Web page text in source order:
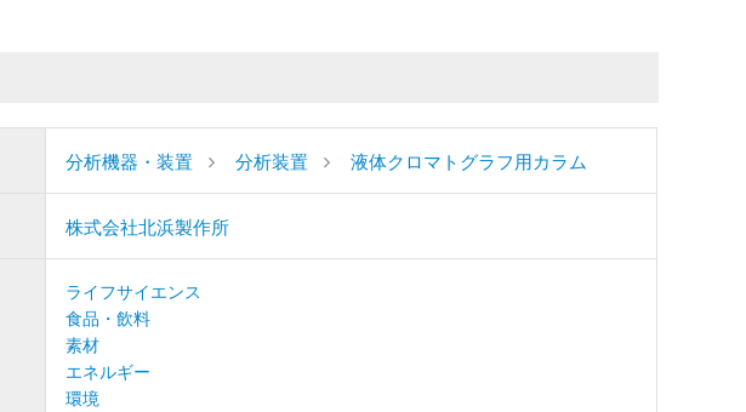
分析機器・装置 分析装置 液体クロマトグラフ用カラム
株式会社北浜製作所
ライフサイエンス
食品・飲料
素材
エネルギー
環境